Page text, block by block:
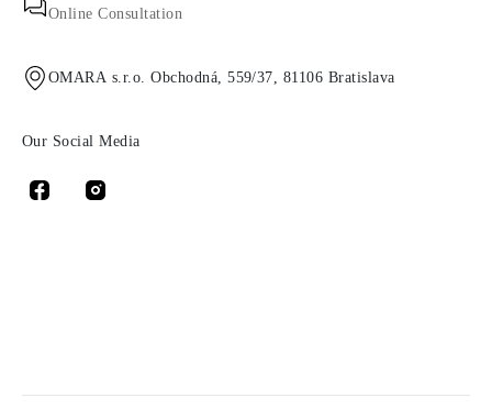
Online Consultation
OMARA s.r.o. Obchodná, 559/37, 81106 Bratislava
Our Social Media